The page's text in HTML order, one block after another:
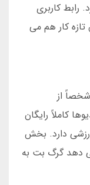
رابط کاربری
کار هم می
از
کاملاً رایگان
دارد. بخش
دهد گرگ بت به